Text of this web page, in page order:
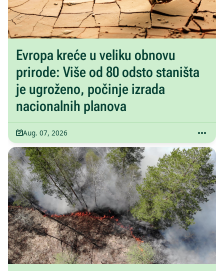
Evropa kreće u veliku obnovu
prirode: Više od 80 odsto staništa
je ugroženo, počinje izrada
nacionalnih planova
Aug. 07, 2026